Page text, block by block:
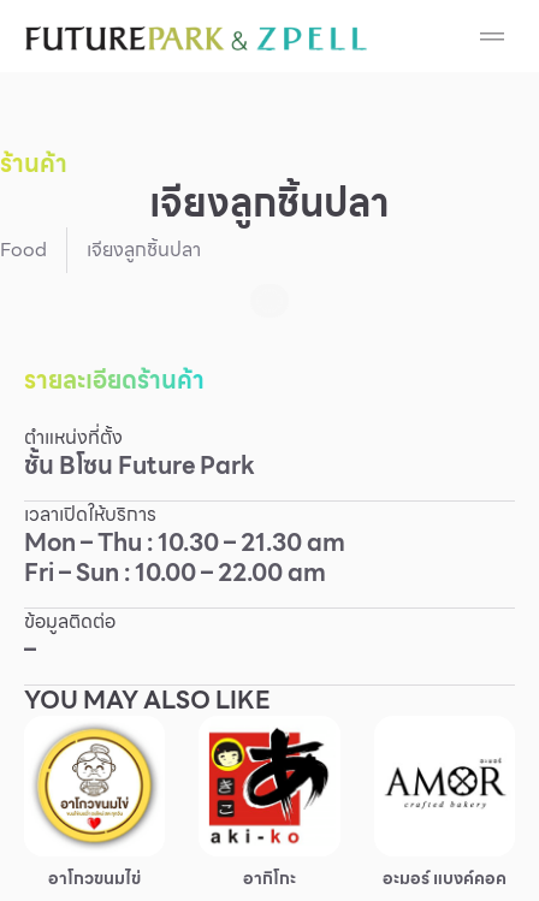
Cosmetic
Fashion
Food
Gold & Jewelry
IT
Mobile
Other
Service
Superstores
สมาชิก F-MEMBER
กิจกรรมและโปรโมชั่น
ร้านค้า
เจียงลูกชิ้นปลา
Food เจียงลูกชิ้นปลา
รายละเอียดร้านค้า
ตำแหน่งที่ตั้ง
ชั้นBโซนFuture Park
เวลาเปิดให้บริการ
Mon – Thu : 10.30 – 21.30 am
Fri – Sun : 10.00 – 22.00 am
ข้อมูลติดต่อ
–
YOU MAY ALSO LIKE
อาโกวขนมไข่ อากิโกะ อะมอร์ แบงค์คอค